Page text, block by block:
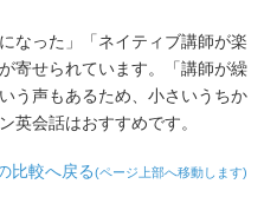
なった」「ネイティブ講師が楽
寄せられています。「講師が繰
う声もあるため、小さいうちか
英会話はおすすめです。
比較へ戻る(ページ上部へ移動します)